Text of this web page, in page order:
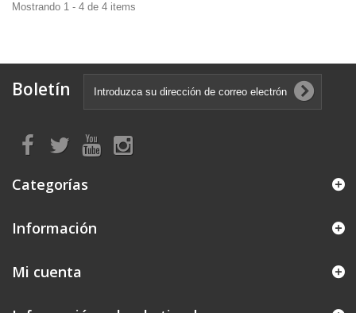
Mostrando 1 - 4 de 4 items
Boletín
Categorías
Información
Mi cuenta